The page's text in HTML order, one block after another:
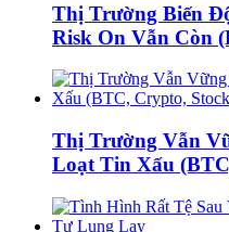
Thị Trường Biến
Risk On Vẫn Còn
Thị Trường Vẫn
Loạt Tin Xấu